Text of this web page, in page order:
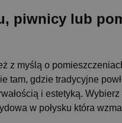
piwnicy lub
z myślą o
tam, gdzie tradycyjne
i estetyką.
w połysku która